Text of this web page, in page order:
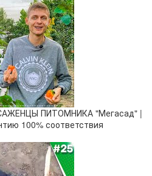
ПИТОМНИКА "Мегасад" |
100% соответствия